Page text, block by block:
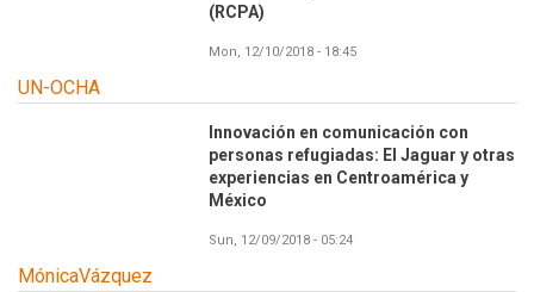
(RCPA)
Mon, 12/10/2018 - 18:45
UN-OCHA
Innovación en comunicación con
personas refugiadas: El Jaguar y otras
experiencias en Centroamérica y
México
Sun, 12/09/2018 - 05:24
MónicaVázquez